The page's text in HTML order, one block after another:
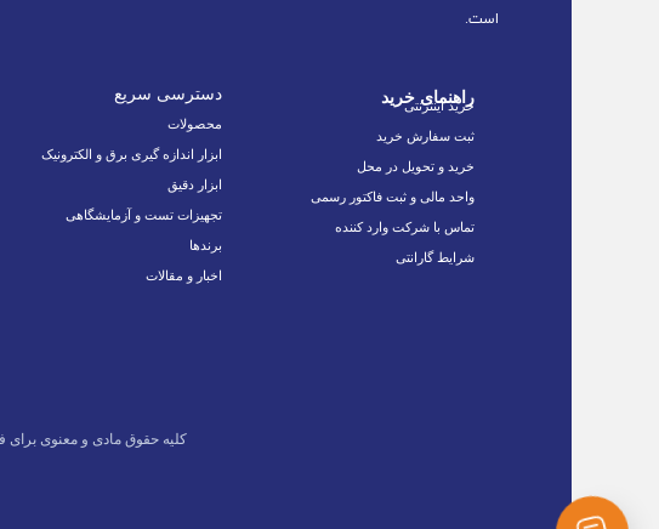
است.
راهنمای خرید
خرید اینترنتی
ثبت سفارش خرید
خرید و تحویل در محل
واحد مالی و ثبت فاکتور رسمی
تماس با شرکت وارد کننده
شرایط گارانتی
دسترسی سریع
محصولات
ابزار اندازه گیری برق و الکترونیک
ابزار دقیق
تجهیزات تست و آزمایشگاهی
برندها
اخبار و مقالات
کلیه حقوق مادی و معنوی برای